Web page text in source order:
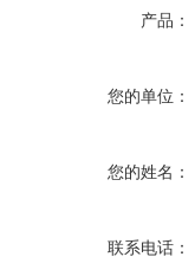
产品：
您的单位：
您的姓名：
联系电话：